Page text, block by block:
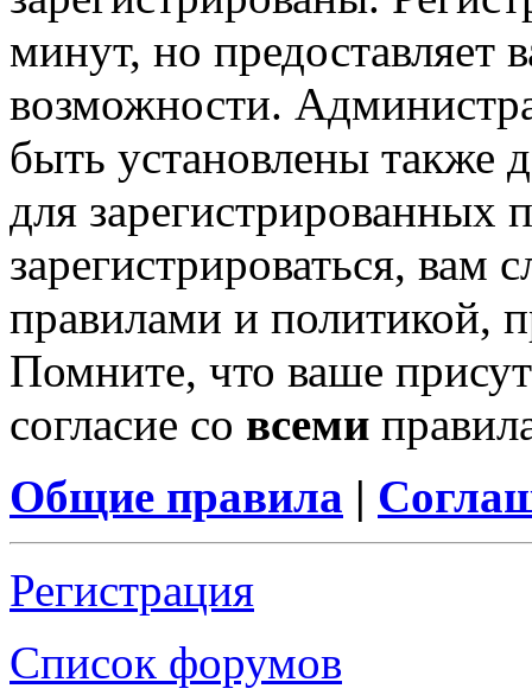
минут, но предоставляет
возможности.
быть установлены также
для зарегистрированных
зарегистрироваться, вам
правилами и политикой,
Помните, что ваше
согласие со всеми
Общие правила |
Регистрация
Список форумов